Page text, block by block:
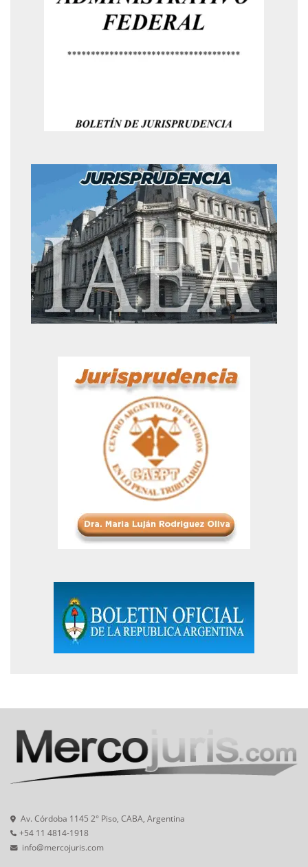
Av. Córdoba 1145 2° Piso, CABA, Argentina
+54 11 4814-1918
info@mercojuris.com